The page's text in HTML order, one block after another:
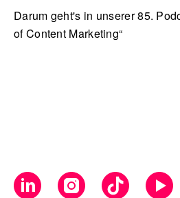
Darum geht's in unserer 85.
of Content Marketing“